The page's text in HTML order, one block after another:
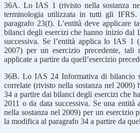
36A. Lo IAS 1 (rivisto nella sostanza
terminologia utilizzata in tutti gli
paragrafo 23(f). L’entità deve applicare
bilanci degli esercizi che hanno inizio dal
successiva. Se l’entità applica lo IAS 1
2007) per un esercizio precedente, tali
applicate a partire da quell’esercizio
36B. Lo IAS 24 Informativa di bilancio
correlate (rivisto nella sostanza nel 2009)
34 a partire dai bilanci degli esercizi che
2011 o da data successiva. Se una
nella sostanza nel 2009) per un esercizio
la modifica al paragrafo 34 a partire da